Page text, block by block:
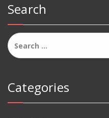
Search
Search
for:
Categories